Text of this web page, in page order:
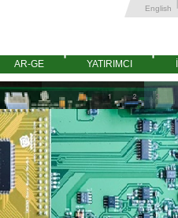
English
AR-GE YATIRIMCI